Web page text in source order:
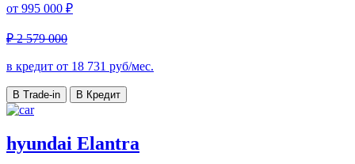
от 995 000 ₽
₽ 2 579 000
в кредит от 18 731 руб/мес.
В Trade-in В Кредит
hyundai Elantra